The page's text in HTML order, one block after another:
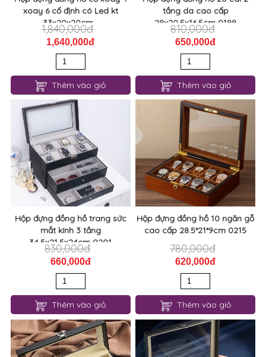
xoay 6 cố định có Led kt
33x20x20cm...
1,840,000đ
1,640,000đ
Thêm vào giỏ
tầng da cao cấp
28x20,5x16,5cm 0198
810,000đ
650,000đ
Thêm vào giỏ
Hộp đựng đồng hồ trang sức
mắt kính 3 tầng
34,5x21,5x24cm 0201
830,000đ
660,000đ
Thêm vào giỏ
Hộp đựng đồng hồ 10 ngăn gỗ
cao cấp 28.5*21*9cm 0215
780,000đ
620,000đ
Thêm vào giỏ